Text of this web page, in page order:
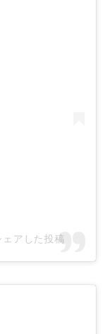
アした投稿